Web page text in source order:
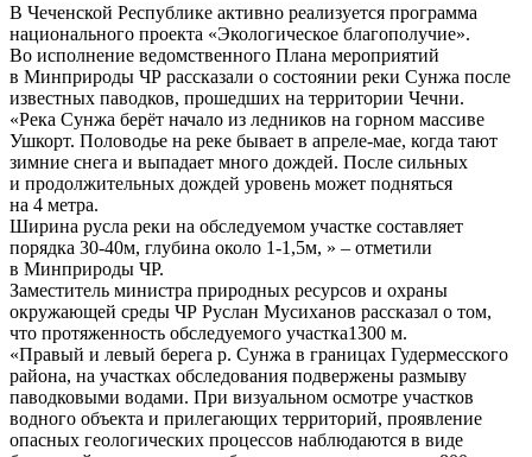
В Чеченской Республике активно реализуется программа
национального проекта «Экологическое благополучие».
Во исполнение ведомственного Плана мероприятий
в Минприроды ЧР рассказали о состоянии реки Сунжа после
известных паводков, прошедших на территории Чечни.
«Река Сунжа берёт начало из ледников на горном массиве
Ушкорт. Половодье на реке бывает в апреле-мае, когда тают
зимние снега и выпадает много дождей. После сильных
и продолжительных дождей уровень может подняться
на 4 метра.
Ширина русла реки на обследуемом участке составляет
порядка 30-40м, глубина около 1-1,5м, » – отметили
в Минприроды ЧР.
Заместитель министра природных ресурсов и охраны
окружающей среды ЧР Руслан Мусиханов рассказал о том,
что протяженность обследуемого участка1300 м.
«Правый и левый берега р. Сунжа в границах Гудермесского
района, на участках обследования подвержены размыву
паводковыми водами. При визуальном осмотре участков
водного объекта и прилегающих территорий, проявление
опасных геологических процессов наблюдаются в виде